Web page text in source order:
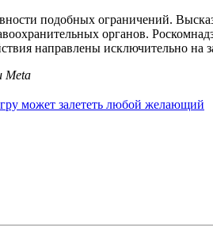
подобных ограничений.
органов.
направлены исключительно на
Meta
может залететь любой желающий